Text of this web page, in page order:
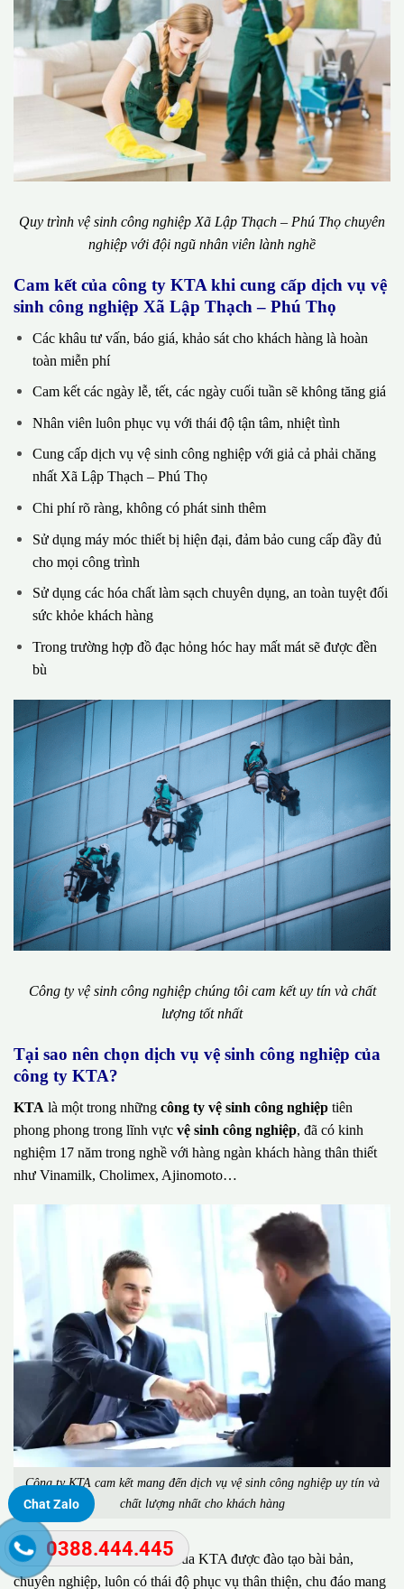
Quy trình vệ sinh công nghiệp Xã Lập Thạch – Phú Thọ chuyên
nghiệp với đội ngũ nhân viên lành nghề
Cam kết của công ty KTA khi cung cấp dịch vụ vệ
sinh công nghiệp Xã Lập Thạch – Phú Thọ
Các khâu tư vấn, báo giá, khảo sát cho khách hàng là hoàn
toàn miễn phí
Cam kết các ngày lễ, tết, các ngày cuối tuần sẽ không tăng giá
Nhân viên luôn phục vụ với thái độ tận tâm, nhiệt tình
Cung cấp dịch vụ vệ sinh công nghiệp với giả cả phải chăng
nhất Xã Lập Thạch – Phú Thọ
Chi phí rõ ràng, không có phát sinh thêm
Sử dụng máy móc thiết bị hiện đại, đảm bảo cung cấp đầy đủ
cho mọi công trình
Sử dụng các hóa chất làm sạch chuyên dụng, an toàn tuyệt đối
sức khỏe khách hàng
Trong trường hợp đồ đạc hỏng hóc hay mất mát sẽ được đền
bù
Công ty vệ sinh công nghiệp chúng tôi cam kết uy tín và chất
lượng tốt nhất
Tại sao nên chọn dịch vụ vệ sinh công nghiệp của
công ty KTA?
KTA là một trong những công ty vệ sinh công nghiệp tiên
phong phong trong lĩnh vực vệ sinh công nghiệp, đã có kinh
nghiệm 17 năm trong nghề với hàng ngàn khách hàng thân thiết
như Vinamilk, Cholimex, Ajinomoto…
Công ty KTA cam kết mang đến dịch vụ vệ sinh công nghiệp uy tín và
chất lượng nhất cho khách hàng
Đặc biệt, đội ngũ nhân viên của KTA được đào tạo bài bản,
chuyên nghiệp, luôn có thái độ phục vụ thân thiện, chu đáo mang
Chat Zalo
0388.444.445